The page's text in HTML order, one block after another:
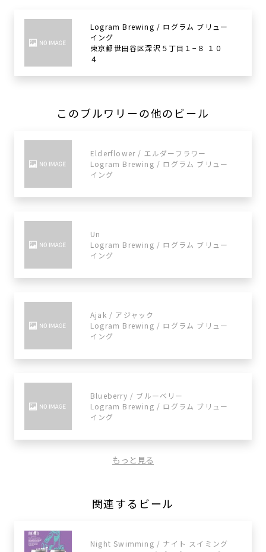
Logram Brewing / ログラム ブリュー
イング
東京都世田谷区深沢５丁目１−８ １０
４
このブルワリーの他のビール
Elderflower / エルダーフラワー
Logram Brewing / ログラム ブリュー
イング
Un
Logram Brewing / ログラム ブリュー
イング
Ajak / アジャック
Logram Brewing / ログラム ブリュー
イング
Blueberry / ブルーベリー
Logram Brewing / ログラム ブリュー
イング
もっと見る
関連するビール
Night Swimming / ナイト スイミング